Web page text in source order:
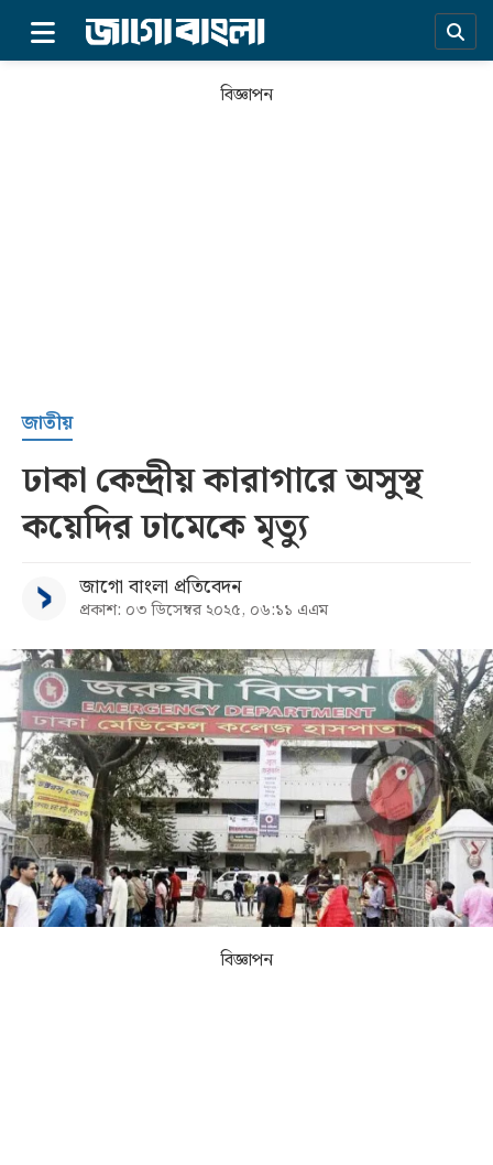
সর্বশেষ
বিভাগ
আর্কাইভ
কনভার্টার
বিজ্ঞাপন
জাতীয়
ঢাকা কেন্দ্রীয় কারাগারে অসুস্থ
কয়েদির ঢামেকে মৃত্যু
জাগো বাংলা প্রতিবেদন
প্রকাশ: ০৩ ডিসেম্বর ২০২৫, ০৬:১১ এএম
বিজ্ঞাপন